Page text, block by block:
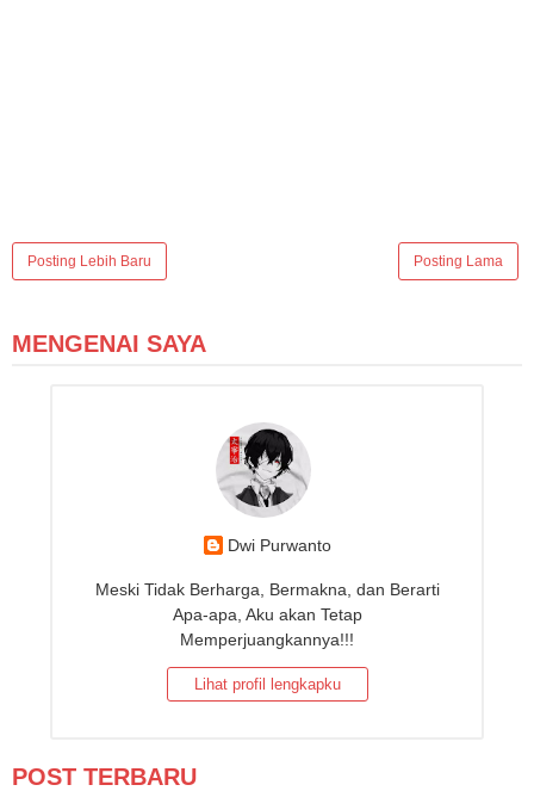
Posting Lebih Baru Posting Lama
MENGENAI SAYA
Dwi Purwanto
Meski Tidak Berharga, Bermakna, dan Berarti
Apa-apa, Aku akan Tetap
Memperjuangkannya!!!
Lihat profil lengkapku
POST TERBARU